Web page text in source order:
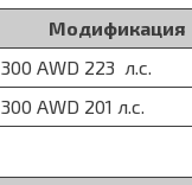
Модификация
300 AWD 223 л.с.
300 AWD 201 л.с.